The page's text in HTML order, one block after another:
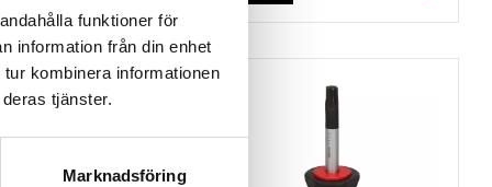
funktioner för
information från din enhet
kombinera informationen
tjänster.
Marknadsföring